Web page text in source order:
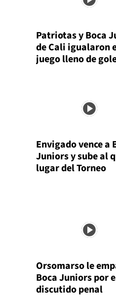
Patriotas y Boca
de Cali igualaron
juego lleno de
Envigado vence a
Juniors y sube al
lugar del Torneo
Orsomarso le
Boca Juniors por
discutido penal